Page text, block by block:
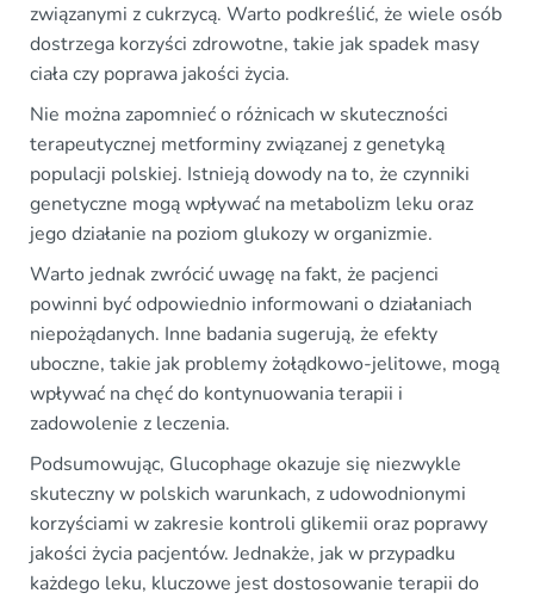
związanymi z cukrzycą. Warto podkreślić, że wiele osób
dostrzega korzyści zdrowotne, takie jak spadek masy
ciała czy poprawa jakości życia.
Nie można zapomnieć o różnicach w skuteczności
terapeutycznej metforminy związanej z genetyką
populacji polskiej. Istnieją dowody na to, że czynniki
genetyczne mogą wpływać na metabolizm leku oraz
jego działanie na poziom glukozy w organizmie.
Warto jednak zwrócić uwagę na fakt, że pacjenci
powinni być odpowiednio informowani o działaniach
niepożądanych. Inne badania sugerują, że efekty
uboczne, takie jak problemy żołądkowo-jelitowe, mogą
wpływać na chęć do kontynuowania terapii i
zadowolenie z leczenia.
Podsumowując, Glucophage okazuje się niezwykle
skuteczny w polskich warunkach, z udowodnionymi
korzyściami w zakresie kontroli glikemii oraz poprawy
jakości życia pacjentów. Jednakże, jak w przypadku
każdego leku, kluczowe jest dostosowanie terapii do